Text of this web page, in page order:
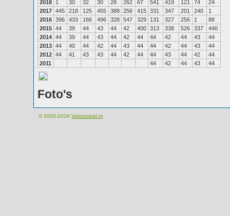
2018
1 30 32 30 28 262 67 541 419 121 74
24
2017 445 218 125 455 388 256 415 331 347 201 240
1
2016 396 433 166 496 328 547 329 131 327 256 1
88
2015 44 39 44 43 44 42 400 313 338 526 337
440
2014 44 39 44 43 44 42 44 44 42 44 43
44
2013 44 40 44 42 44 43 44 44 42 44 43
44
2012 44 41 43 43 44 42 44 44 43 44 42
44
2011
44 42 44 43 44
Foto's
© 2000-2026 Velomobiel.nl